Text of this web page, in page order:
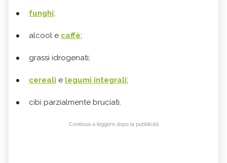
funghi;
alcool e caffè;
grassi idrogenati;
cereali e legumi integrali;
cibi parzialmente bruciati.
Continua a leggere dopo la pubblicità